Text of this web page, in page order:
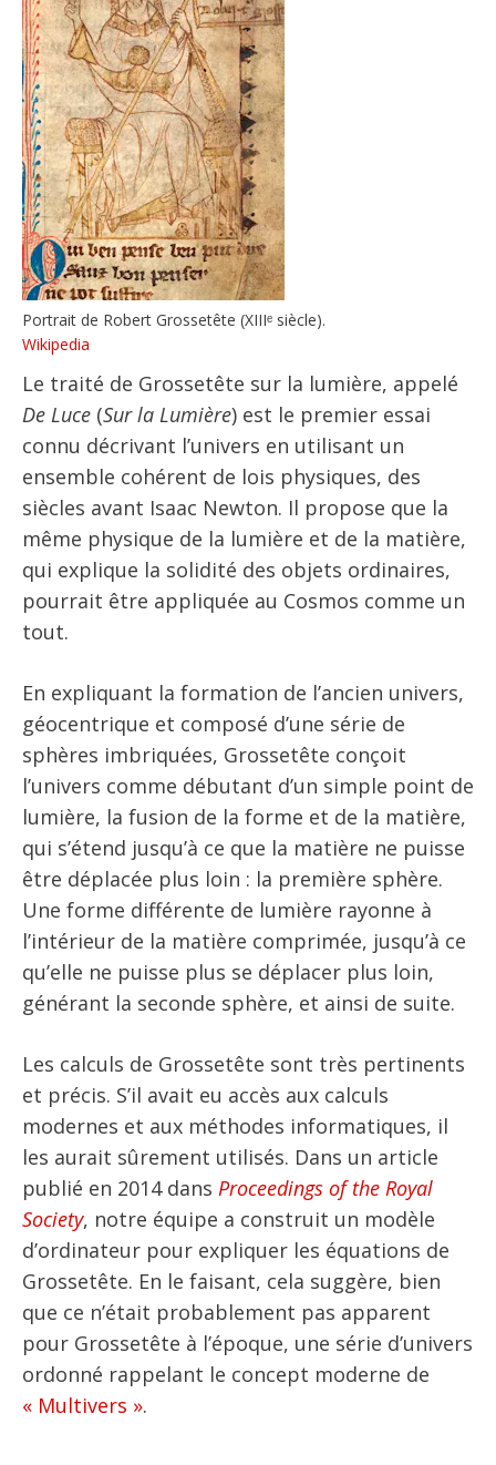
Portrait de Robert Grossetête (XIIIᵉ siècle).
Wikipedia
Le traité de Grossetête sur la lumière, appelé
De Luce (Sur la Lumière) est le premier essai
connu décrivant l’univers en utilisant un
ensemble cohérent de lois physiques, des
siècles avant Isaac Newton. Il propose que la
même physique de la lumière et de la matière,
qui explique la solidité des objets ordinaires,
pourrait être appliquée au Cosmos comme un
tout.
En expliquant la formation de l’ancien univers,
géocentrique et composé d’une série de
sphères imbriquées, Grossetête conçoit
l’univers comme débutant d’un simple point de
lumière, la fusion de la forme et de la matière,
qui s’étend jusqu’à ce que la matière ne puisse
être déplacée plus loin : la première sphère.
Une forme différente de lumière rayonne à
l’intérieur de la matière comprimée, jusqu’à ce
qu’elle ne puisse plus se déplacer plus loin,
générant la seconde sphère, et ainsi de suite.
Les calculs de Grossetête sont très pertinents
et précis. S’il avait eu accès aux calculs
modernes et aux méthodes informatiques, il
les aurait sûrement utilisés. Dans un article
publié en 2014 dans Proceedings of the Royal
Society, notre équipe a construit un modèle
d’ordinateur pour expliquer les équations de
Grossetête. En le faisant, cela suggère, bien
que ce n’était probablement pas apparent
pour Grossetête à l’époque, une série d’univers
ordonné rappelant le concept moderne de
« Multivers ».